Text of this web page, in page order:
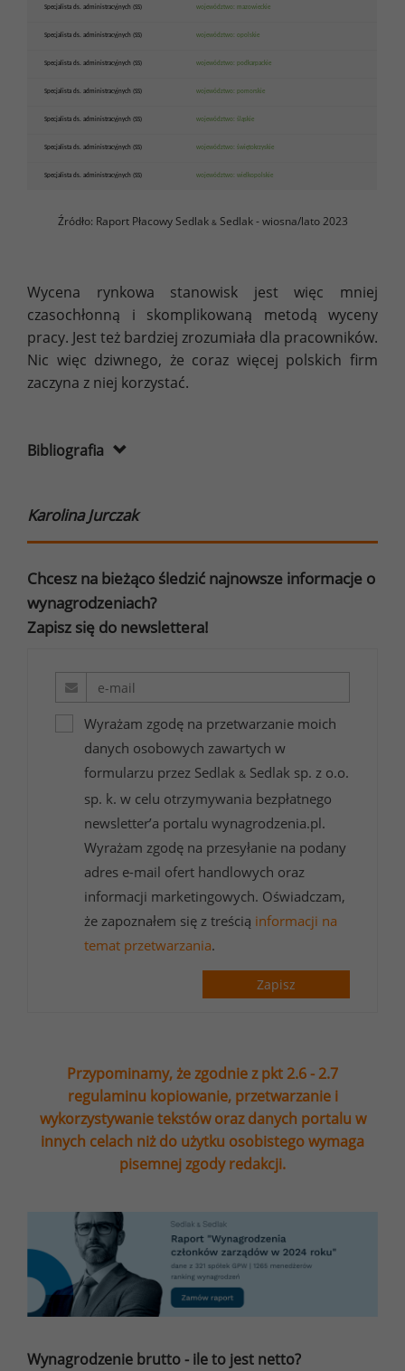
Specjalista ds. administracyjnych (SS) województwo: mazowieckie
Specjalista ds. administracyjnych (SS) województwo: opolskie
Specjalista ds. administracyjnych (SS) województwo: podkarpackie
Specjalista ds. administracyjnych (SS) województwo: pomorskie
Specjalista ds. administracyjnych (SS) województwo: śląskie
Specjalista ds. administracyjnych (SS) województwo: świętokrzyskie
Specjalista ds. administracyjnych (SS) województwo: wielkopolskie
Źródło: Raport Płacowy Sedlak &Sedlak - wiosna/lato 2023
Wycena rynkowa stanowisk jest więc mniej
czasochłonną i skomplikowaną metodą wyceny
pracy. Jest też bardziej zrozumiała dla pracowników.
Nic więc dziwnego, że coraz więcej polskich firm
zaczyna z niej korzystać.
Bibliografia
Karolina Jurczak
Chcesz na bieżąco śledzić najnowsze informacje o
wynagrodzeniach?
Zapisz się do newslettera!
Wyrażam zgodę na przetwarzanie moich
danych osobowych zawartych w
formularzu przez Sedlak & Sedlak sp. z o.o.
sp. k. w celu otrzymywania bezpłatnego
newsletter’a portalu wynagrodzenia.pl.
Wyrażam zgodę na przesyłanie na podany
adres e-mail ofert handlowych oraz
informacji marketingowych. Oświadczam,
że zapoznałem się z treścią informacji na
temat przetwarzania.
Zapisz
Przypominamy, że zgodnie z pkt 2.6 - 2.7
regulaminu kopiowanie, przetwarzanie i
wykorzystywanie tekstów oraz danych portalu w
innych celach niż do użytku osobistego wymaga
pisemnej zgody redakcji.
Wynagrodzenie brutto - ile to jest netto?